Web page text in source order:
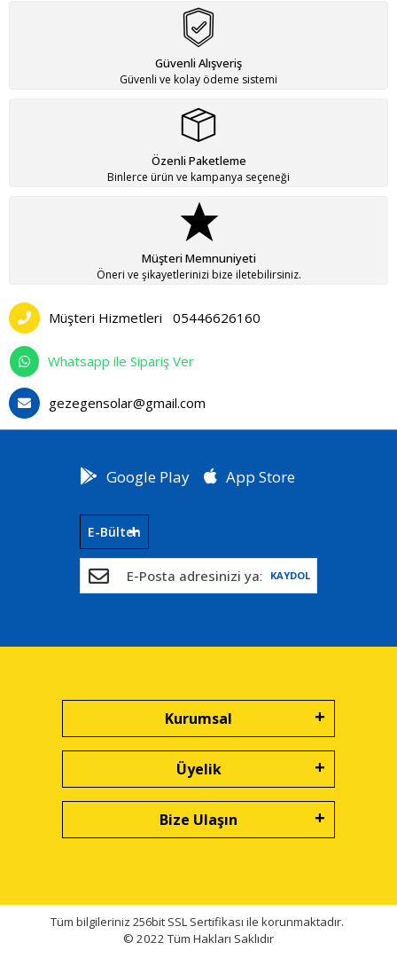
Güvenli Alışveriş
Güvenli ve kolay ödeme sistemi
Özenli Paketleme
Binlerce ürün ve kampanya seçeneği
Müşteri Memnuniyeti
Öneri ve şikayetlerinizi bize iletebilirsiniz.
Müşteri Hizmetleri 05446626160
Whatsapp ile Sipariş Ver
gezegensolar@gmail.com
Google Play App Store
E-Bülten
KAYDOL
Kurumsal
Üyelik
Bize Ulaşın
Tüm bilgileriniz 256bit SSL Sertifikası ile korunmaktadır.
© 2022Tüm Hakları Saklıdır